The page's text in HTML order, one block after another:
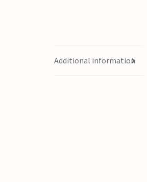
Additional information